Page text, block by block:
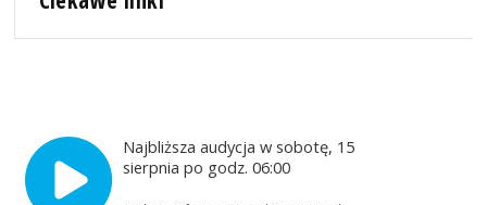
Najbliższa audycja w sobotę, 15
sierpnia po godz. 06:00